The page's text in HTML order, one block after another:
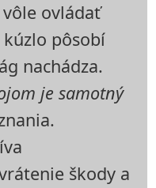
ovládať
pôsobí
nachádza.
je samotný
škody a